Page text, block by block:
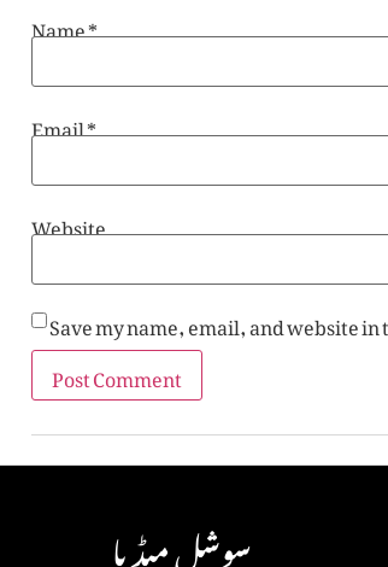
Name*
Email*
Website
Save my name, email, and website
سوشل میڈیا